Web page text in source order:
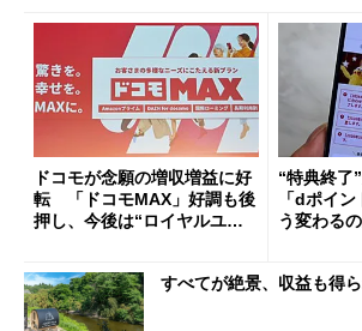
ドコモが念願の増収増益に好
転 「ドコモMAX」好調も後
押し、今後は“ロイヤルユー
“特典終了
「dポイ
う変わる
すべてが絶景、収益も得